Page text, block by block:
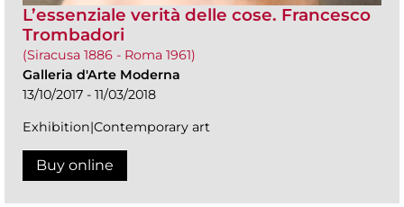
L’essenziale verità delle cose. Francesco
Trombadori
(Siracusa 1886 - Roma 1961)
Galleria d'Arte Moderna
13/10/2017 - 11/03/2018
Exhibition|Contemporary art
Buy online